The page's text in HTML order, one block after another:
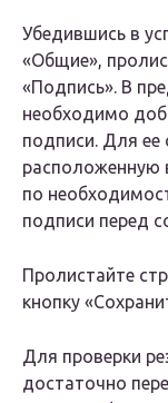
Убедившись в
«Общие»,
«Подпись». В
необходимо
подписи. Для ее
расположенную
по
подписи перед
Пролистайте
кнопку
Для проверки
достаточно